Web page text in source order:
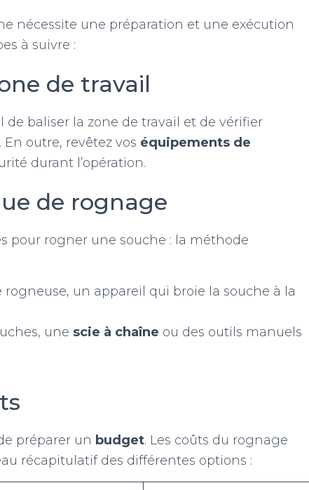
nécessite une préparation et une exécution
à suivre :
de travail
baliser la zone de travail et de vérifier
. En outre, revêtez vos équipements de
durant l’opération.
de rognage
pour rogner une souche : la méthode
rogneuse, un appareil qui broie la souche à la
une scie à chaîne ou des outils manuels
préparer un budget. Les coûts du rognage
récapitulatif des différentes options :